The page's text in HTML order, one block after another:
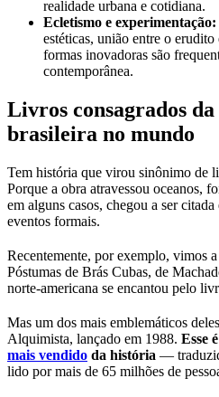
realidade urbana e cotidiana.
Ecletismo e experimentação:
estéticas, união entre o
formas inovadoras são
contemporânea.
Livros consagrados
brasileira no mundo
Tem história que virou sinônimo de
Porque a obra atravessou oceanos,
em alguns casos, chegou a ser
eventos formais.
Recentemente, por exemplo, vimos
Póstumas de Brás Cubas, de
norte-americana se encantou pelo
Mas um dos mais emblemáticos
Alquimista, lançado em 1988. Esse
mais vendido da história —
lido por mais de 65 milhões de